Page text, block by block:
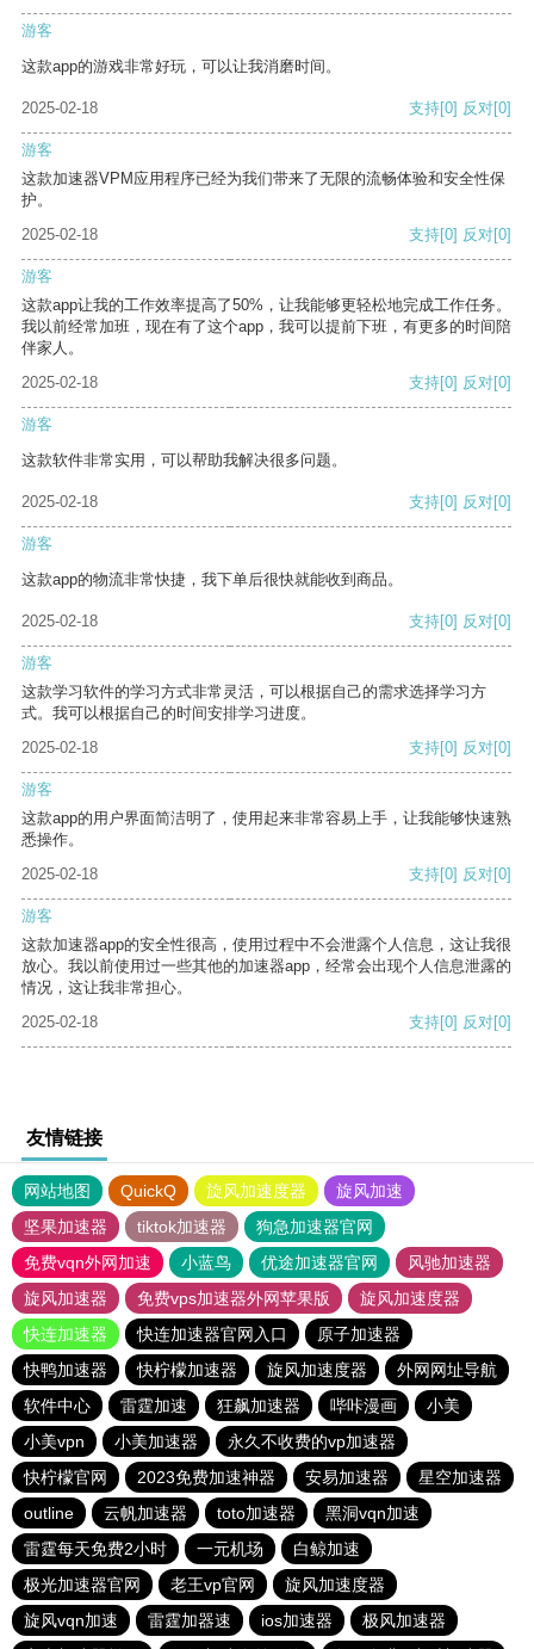
游客
这款app的游戏非常好玩，可以让我消磨时间。
2025-02-18 支持[0] 反对[0]
游客
这款加速器VPM应用程序已经为我们带来了无限的流畅体验和安全性保
护。
2025-02-18
支持[0] 反对[0]
游客
这款app让我的工作效率提高了50%，让我能够更轻松地完成工作任务。
我以前经常加班，现在有了这个app，我可以提前下班，有更多的时间陪
伴家人。
2025-02-18
支持[0] 反对[0]
游客
这款软件非常实用，可以帮助我解决很多问题。
2025-02-18 支持[0] 反对[0]
游客
这款app的物流非常快捷，我下单后很快就能收到商品。
2025-02-18 支持[0] 反对[0]
游客
这款学习软件的学习方式非常灵活，可以根据自己的需求选择学习方
式。我可以根据自己的时间安排学习进度。
2025-02-18
支持[0] 反对[0]
游客
这款app的用户界面简洁明了，使用起来非常容易上手，让我能够快速熟
悉操作。
2025-02-18
支持[0] 反对[0]
游客
这款加速器app的安全性很高，使用过程中不会泄露个人信息，这让我很
放心。我以前使用过一些其他的加速器app，经常会出现个人信息泄露的
情况，这让我非常担心。
2025-02-18
支持[0] 反对[0]
友情链接
网站地图 QuickQ 旋风加速度器
旋风加速
坚果加速器
tiktok加速器
狗急加速器官网
免费vqn外网加速
小蓝鸟 优途加速器官网
风驰加速器
旋风加速器
免费vps加速器外网苹果版
旋风加速度器
快连加速器
快连加速器官网入口
原子加速器
快鸭加速器
快柠檬加速器 旋风加速度器
外网网址导航
软件中心
雷霆加速 狂飙加速器 哔咔漫画
小美
小美vpn
小美加速器
永久不收费的vp加速器
快柠檬官网
2023免费加速神器 安易加速器
星空加速器
outline
云帆加速器 toto加速器
黑洞vqn加速
雷霆每天免费2小时
一元机场
白鲸加速
极光加速器官网
老王vp官网
旋风加速度器
旋风vqn加速
雷霆加器速 ios加速器
极风加速器